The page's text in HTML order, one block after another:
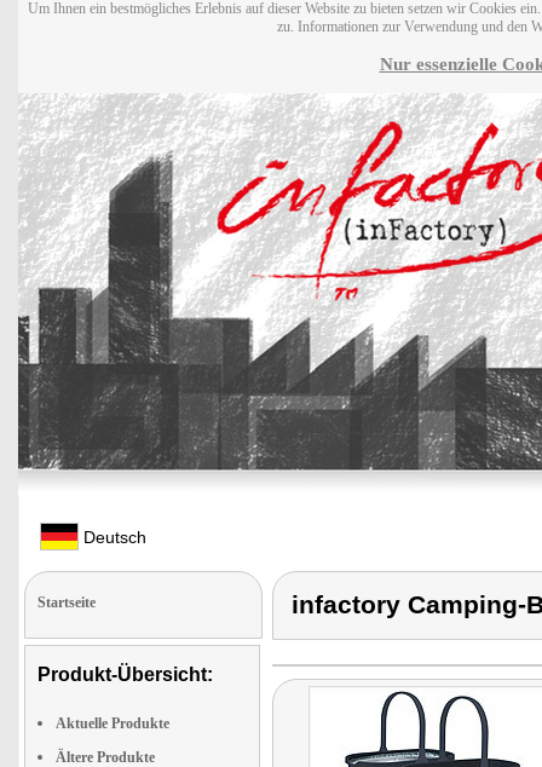
Um Ihnen ein bestmögliches Erlebnis auf dieser Website zu bieten setzen wir Cookies
zu. Informationen zur Verwendung und den
Nur essenzielle
Deutsch
Startseite
Produkt-Übersicht:
Aktuelle Produkte
Ältere Produkte
infactory Camping-